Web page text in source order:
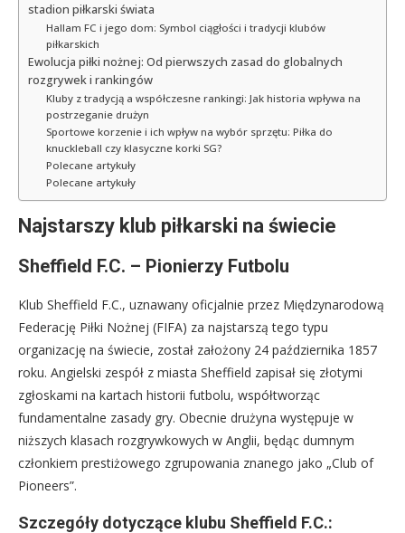
stadion piłkarski świata
Hallam FC i jego dom: Symbol ciągłości i tradycji klubów
piłkarskich
Ewolucja piłki nożnej: Od pierwszych zasad do globalnych
rozgrywek i rankingów
Kluby z tradycją a współczesne rankingi: Jak historia wpływa na
postrzeganie drużyn
Sportowe korzenie i ich wpływ na wybór sprzętu: Piłka do
knuckleball czy klasyczne korki SG?
Polecane artykuły
Polecane artykuły
Najstarszy klub piłkarski na świecie
Sheffield F.C. – Pionierzy Futbolu
Klub Sheffield F.C., uznawany oficjalnie przez Międzynarodową
Federację Piłki Nożnej (FIFA) za najstarszą tego typu
organizację na świecie, został założony 24 października 1857
roku. Angielski zespół z miasta Sheffield zapisał się złotymi
zgłoskami na kartach historii futbolu, współtworząc
fundamentalne zasady gry. Obecnie drużyna występuje w
niższych klasach rozgrywkowych w Anglii, będąc dumnym
członkiem prestiżowego zgrupowania znanego jako „Club of
Pioneers”.
Szczegóły dotyczące klubu Sheffield F.C.: